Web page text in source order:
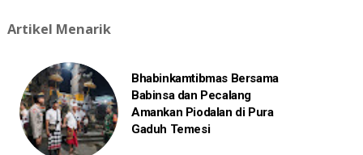
Artikel Menarik
Bhabinkamtibmas Bersama
Babinsa dan Pecalang
Amankan Piodalan di Pura
Gaduh Temesi